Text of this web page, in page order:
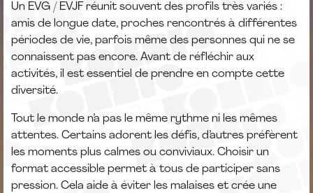
Un EVG / EVJF réunit souvent des profils très variés :
amis de longue date, proches rencontrés à différentes
périodes de vie, parfois même des personnes qui ne se
connaissent pas encore. Avant de réfléchir aux
activités, il est essentiel de prendre en compte cette
diversité.
Tout le monde n’a pas le même rythme ni les mêmes
attentes. Certains adorent les défis, d’autres préfèrent
les moments plus calmes ou conviviaux. Choisir un
format accessible permet à tous de participer sans
pression. Cela aide à éviter les malaises et crée une